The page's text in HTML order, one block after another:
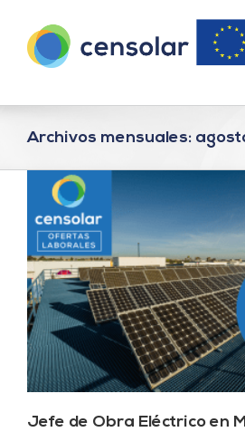
contenido
Archivos mensuales:
Jefe de Obra Eléctrico en